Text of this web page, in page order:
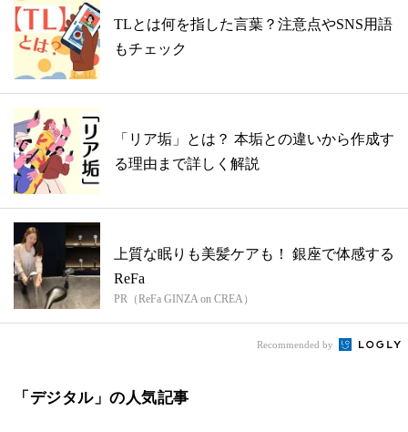
TLとは何を指した言葉？注意点やSNS用語
もチェック
「リア垢」とは？ 本垢との違いから作成す
る理由まで詳しく解説
上質な眠りも美髪ケアも！ 銀座で体感する
ReFa
PR（ReFa GINZA on CREA）
Recommended by
「デジタル」の人気記事